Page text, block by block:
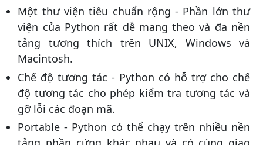
Một thư viện tiêu chuẩn rộng - Phần lớn thư
viện của Python rất dễ mang theo và đa nền
tảng tương thích trên UNIX, Windows và
Macintosh.
Chế độ tương tác - Python có hỗ trợ cho chế
độ tương tác cho phép kiểm tra tương tác và
gỡ lỗi các đoạn mã.
Portable - Python có thể chạy trên nhiều nền